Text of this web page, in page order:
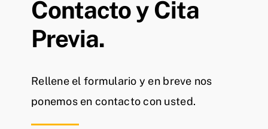
Contacto y Cita
Previa.
Rellene el formulario y en breve nos
ponemos en contacto con usted.